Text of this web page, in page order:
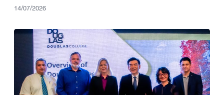
14/07/2026